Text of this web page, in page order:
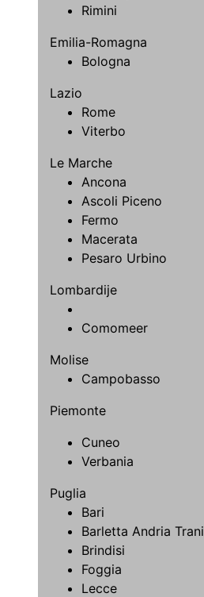
Rimini
Emilia-Romagna
Bologna
Lazio
Rome
Viterbo
Le Marche
Ancona
Ascoli Piceno
Fermo
Macerata
Pesaro Urbino
Lombardije
Comomeer
Molise
Campobasso
Piemonte
Cuneo
Verbania
Puglia
Bari
Barletta Andria Trani
Brindisi
Foggia
Lecce